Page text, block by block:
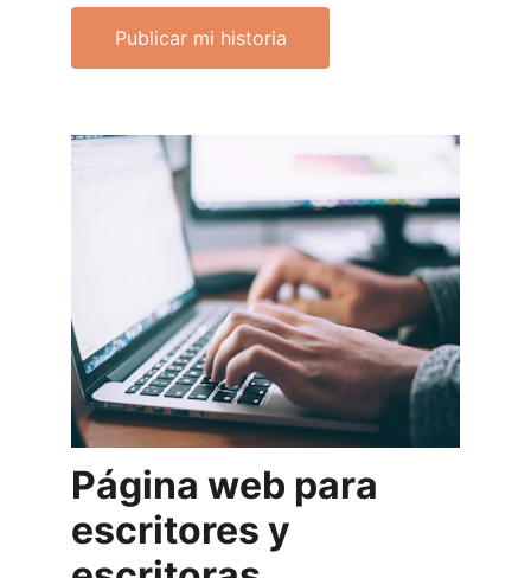
Página web para
escritores y
Publicar mi historia